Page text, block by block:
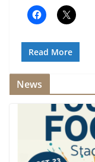
Read More
News